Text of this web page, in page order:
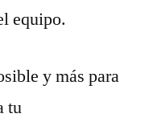
equipo.
y más para
tu